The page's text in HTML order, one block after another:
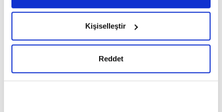
Ayarlar butonuna tıklayabilir,
6698 sayılı Kişisel Verilerin Korunması Kanunu uyarınca
hazırlanmış olan İnternet Sitesi Aydınlatma Metnimizi
Kişiselleştir
Reddet
This page can't load Google Maps correctly.
Do you own this website?